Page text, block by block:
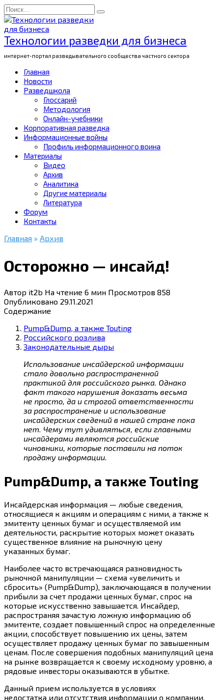
Перейти
к
содержанию
Search
for:
Технологии разведки для бизнеса
интернет-портал разведывательного сообщества частного сектора
Главная
Новости
Разведшкола
Глоссарий
Методология
Онлайн-учебники
Корпоративная разведка
Информационные войны
Профиль информационного воина
Материалы
Видео
Архив
Аналитика
Другие материалы
Литература
Форум
Контакты
Главная » Архив
Осторожно — инсайд!
Автор it2b На чтение 6 мин Просмотров 858
Опубликовано 29.11.2021
Содержание
Pump&Dump, а также Touting
Российского розлива
Законодательные дыры
Использование инсайдерской информации
стало довольно распространенной
практикой для российского рынка. Однако
факт такого нарушения доказать весьма
не просто, да и строгой ответственности
за распространение и использование
инсайдерских сведений в нашей стране пока
нет. Чему тут удивляться, если главными
инсайдерами являются российские
чиновники, которые поставили на поток
продажу информации.
Pump&Dump, а также Touting
Инсайдерская информация — любые сведения,
относящиеся к акциям и операциям с ними, а также к
эмитенту ценных бумаг и осуществляемой им
деятельности, раскрытие которых может оказать
существенное влияние на рыночную цену
указанных бумаг.
Наиболее часто встречающаяся разновидность
рыночной манипуляции — схема «увеличить и
сбросить» (Pump&Dump), заключающаяся в получении
прибыли за счет продажи ценных бумаг, спрос на
которые искусственно завышается. Инсайдер,
распространяя зачастую ложную информацию об
эмитенте, создает повышенный спрос на определенные
акции, способствует повышению их цены, затем
осуществляет продажу ценных бумаг по завышенным
ценам. После совершения подобных манипуляций цена
на рынке возвращается к своему исходному уровню, а
рядовые инвесторы оказываются в убытке.
Данный прием используется в условиях
недостатка или отсутствия информации о компании,